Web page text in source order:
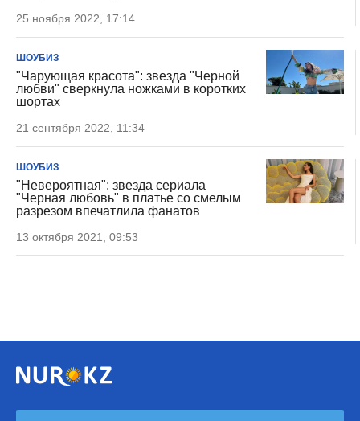
25 ноября 2022, 17:14
ШОУБИЗ
"Чарующая красота": звезда "Черной
любви" сверкнула ножками в коротких
шортах
21 сентября 2022, 11:34
ШОУБИЗ
"Невероятная": звезда сериала
"Черная любовь" в платье со смелым
разрезом впечатлила фанатов
13 октября 2021, 09:53